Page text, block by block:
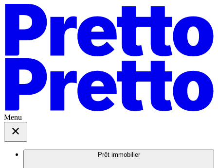
Menu
Prêt immobilier